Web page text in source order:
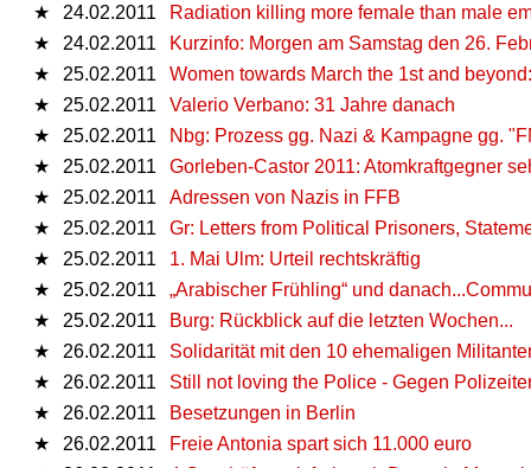
★
24.02.2011
Radiation killing more female than male
★
24.02.2011
Kurzinfo: Morgen am Samstag den 26.
★
25.02.2011
Women towards March the 1st and
★
25.02.2011
Valerio Verbano: 31 Jahre danach
★
25.02.2011
Nbg: Prozess gg. Nazi & Kampagne gg.
★
25.02.2011
Gorleben-Castor 2011: Atomkraftgegner
★
25.02.2011
Adressen von Nazis in FFB
★
25.02.2011
Gr: Letters from Political Prisoners,
★
25.02.2011
1. Mai Ulm: Urteil rechtskräftig
★
25.02.2011
„Arabischer Frühling“ und
★
25.02.2011
Burg: Rückblick auf die letzten Wochen...
★
26.02.2011
Solidarität mit den 10 ehemaligen
★
26.02.2011
Still not loving the Police - Gegen
★
26.02.2011
Besetzungen in Berlin
★
26.02.2011
Freie Antonia spart sich 11.000 euro